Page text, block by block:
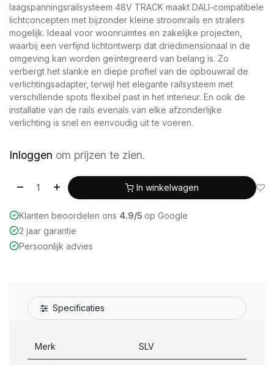
laagspanningsrailsysteem 48V TRACK maakt DALI-compatibele
lichtconcepten met bijzonder kleine stroomrails en stralers
mogelijk. Ideaal voor woonruimtes en zakelijke projecten,
waarbij een verfijnd lichtontwerp dat driedimensionaal in de
omgeving kan worden geïntegreerd van belang is. Zo
verbergt het slanke en diepe profiel van de opbouwrail de
verlichtingsadapter, terwijl het elegante railsysteem met
verschillende spots flexibel past in het interieur. En ook de
installatie van de rails evenals van elke afzonderlijke
verlichting is snel en eenvoudig uit te voeren.
Inloggen om prijzen te zien.
In winkelwagen
Klanten beoordelen ons 4.9/5 op Google
2 jaar garantie
Persoonlijk advies
Specificaties
Merk SLV